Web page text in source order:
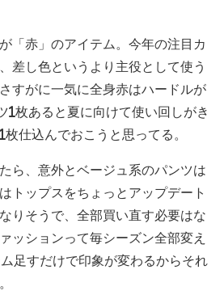
「赤」のアイテム。今年の注目カ
差し色というより主役として使う
すがに一気に全身赤はハードルが
1枚あると夏に向けて使い回しがき
枚仕込んでおこうと思ってる。
ら、意外とベージュ系のパンツは
トップスをちょっとアップデート
りそうで、全部買い直す必要はな
ッションって毎シーズン全部変え
足すだけで印象が変わるからそれ